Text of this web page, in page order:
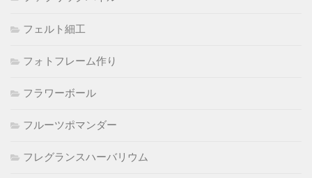
フェルト細工
フォトフレーム作り
フラワーボール
フルーツポマンダー
フレグランスハーバリウム